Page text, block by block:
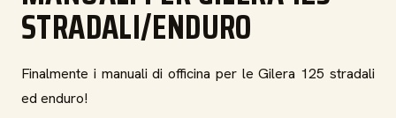
STRADALI/ENDURO
Finalmente i manuali di officina per le Gilera 125 stradali
ed enduro!